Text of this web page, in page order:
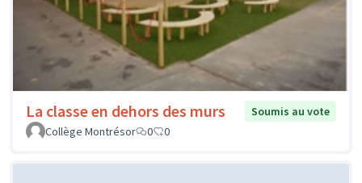
La classe en dehors des murs
Soumis au vote
Collège Montrésor
0 0